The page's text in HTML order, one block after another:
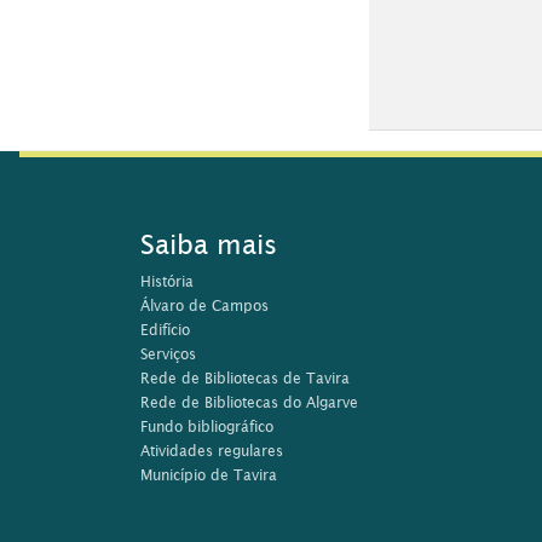
Saiba mais
História
Álvaro de Campos
Edifício
Serviços
Rede de Bibliotecas de Tavira
Rede de Bibliotecas do Algarve
Fundo bibliográfico
Atividades regulares
Município de Tavira